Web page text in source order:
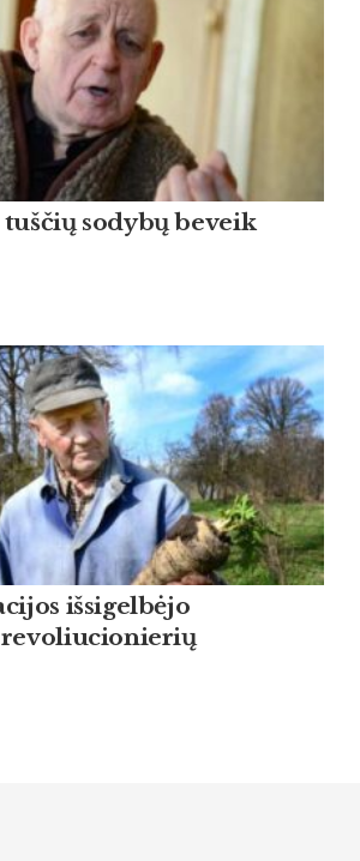
sodybų beveik
išsigelbėjo
revoliucionierių